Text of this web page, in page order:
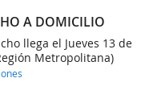
A DOMICILIO
llega el Jueves 13 de
Metropolitana)